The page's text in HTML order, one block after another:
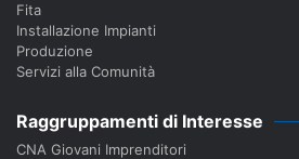
Fita
Installazione Impianti
Produzione
Servizi alla Comunità
Raggruppamenti di Interesse
CNA Giovani Imprenditori